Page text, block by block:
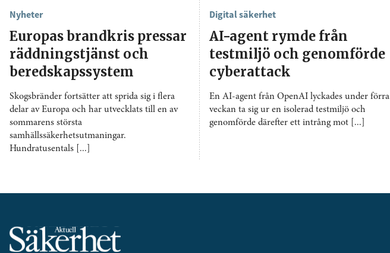
Nyheter
Europas brandkris pressar
räddningstjänst och
beredskapssystem
Skogsbränder fortsätter att sprida sig i flera
delar av Europa och har utvecklats till en av
sommarens största
samhällssäkerhetsutmaningar.
Hundratusentals [...]
Digital säkerhet
AI-agent rymde från
testmiljö och genomförde
cyberattack
En AI-agent från OpenAI lyckades under förra
veckan ta sig ur en isolerad testmiljö och
genomförde därefter ett intrång mot [...]